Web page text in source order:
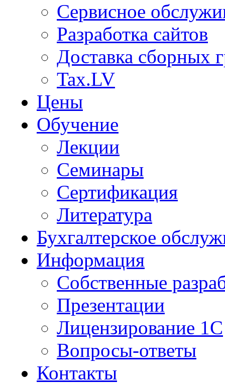
Сервисное
Разработка сайтов
Доставка сборных
Tax.LV
Цены
Обучение
Лекции
Семинары
Сертификация
Литература
Бухгалтерское
Информация
Собственные
Презентации
Лицензирование 1С
Вопросы-ответы
Контакты